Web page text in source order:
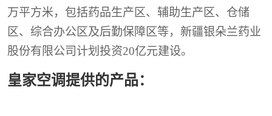
万平方米，包括药品生产区、辅助生产区、仓储
区、综合办公区及后勤保障区等，新疆银朵兰药业
股份有限公司计划投资20亿元建设。
皇家空调提供的产品：